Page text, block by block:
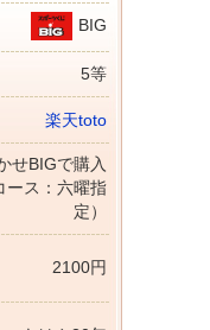
BIG
5等
楽天toto
せBIGで購入
ース：六曜指
定）
2100円